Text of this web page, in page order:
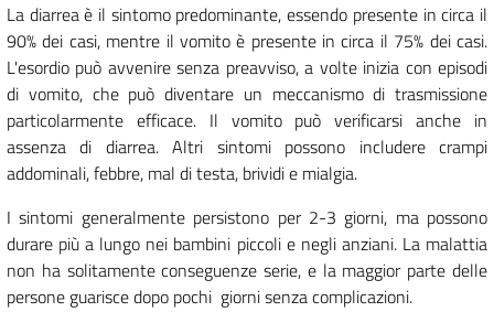
La diarrea è il sintomo predominante, essendo presente in circa il
90% dei casi, mentre il vomito è presente in circa il 75% dei casi.
L'esordio può avvenire senza preavviso, a volte inizia con episodi
di vomito, che può diventare un meccanismo di trasmissione
particolarmente efficace. Il vomito può verificarsi anche in
assenza di diarrea. Altri sintomi possono includere crampi
addominali, febbre, mal di testa, brividi e mialgia.
I sintomi generalmente persistono per 2-3 giorni, ma possono
durare più a lungo nei bambini piccoli e negli anziani. La malattia
non ha solitamente conseguenze serie, e la maggior parte delle
persone guarisce dopo pochi giorni senza complicazioni.